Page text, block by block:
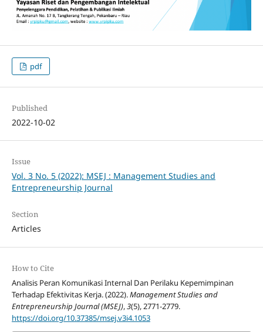
pdf
Published
2022-10-02
Issue
Vol. 3 No. 5 (2022): MSEJ : Management Studies and
Entrepreneurship Journal
Section
Articles
How to Cite
Analisis Peran Komunikasi Internal Dan Perilaku Kepemimpinan
Terhadap Efektivitas Kerja. (2022).Management Studies and
Entrepreneurship Journal (MSEJ),3(5), 2771-2779.
https://doi.org/10.37385/msej.v3i4.1053